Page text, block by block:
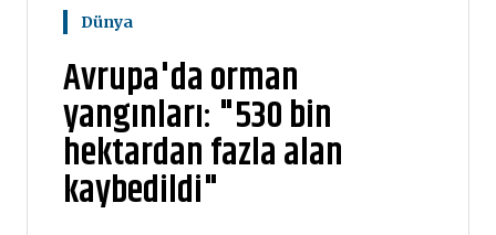
Dünya
Avrupa'da orman
yangınları: "530 bin
hektardan fazla alan
kaybedildi"